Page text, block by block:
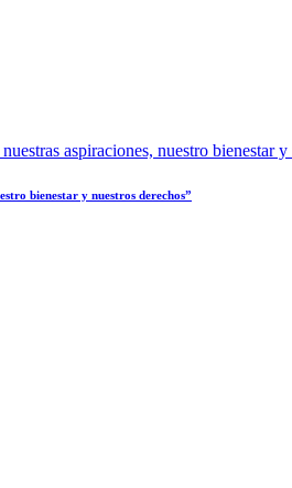
bienestar y nuestros derechos”